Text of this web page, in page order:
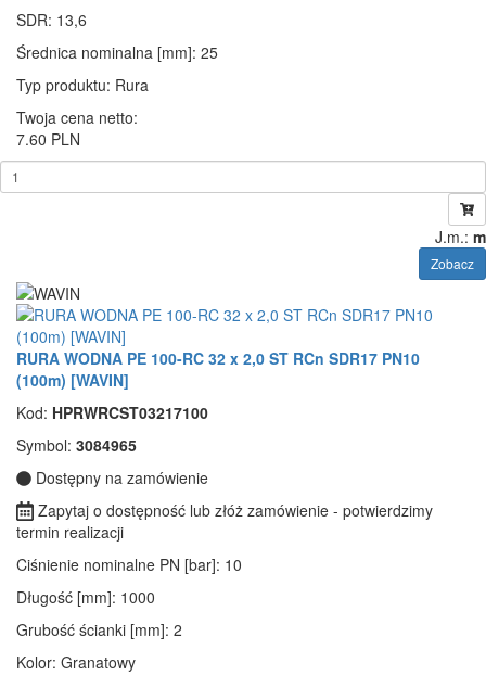
SDR: 13,6
Średnica nominalna [mm]: 25
Typ produktu: Rura
Twoja cena netto:
7.60 PLN
J.m.: m
Zobacz
RURA WODNA PE 100-RC 32 x 2,0 ST RCn SDR17 PN10
(100m) [WAVIN]
Kod: HPRWRCST03217100
Symbol: 3084965
Dostępny na zamówienie
Zapytaj o dostępność lub złóż zamówienie - potwierdzimy
termin realizacji
Ciśnienie nominalne PN [bar]: 10
Długość [mm]: 1000
Grubość ścianki [mm]: 2
Kolor: Granatowy